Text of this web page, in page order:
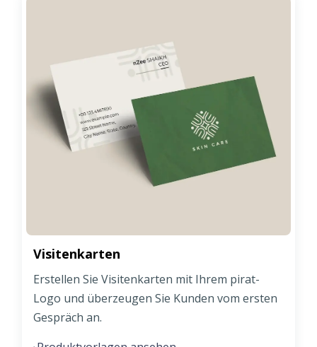
Visitenkarten
Erstellen Sie Visitenkarten mit Ihrem pirat-
Logo und überzeugen Sie Kunden vom ersten
Gespräch an.